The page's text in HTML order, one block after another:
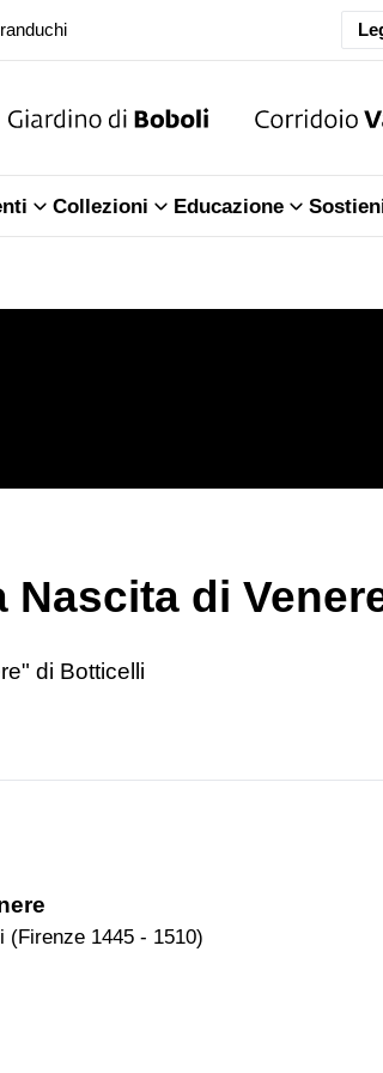
Sala dell'Iliade
Collezioni Educazione
di
di Botticelli
(Firenze 1445 - 1510)